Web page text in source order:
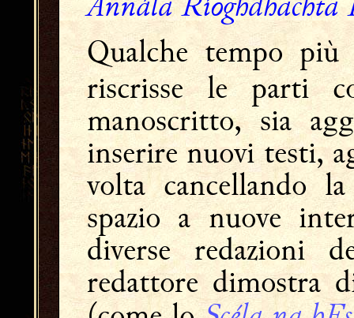
Qualche tempo
riscrisse le parti
manoscritto, sia
inserire nuovi testi,
volta cancellando
spazio a nuove
diverse redazioni
redattore dimostra